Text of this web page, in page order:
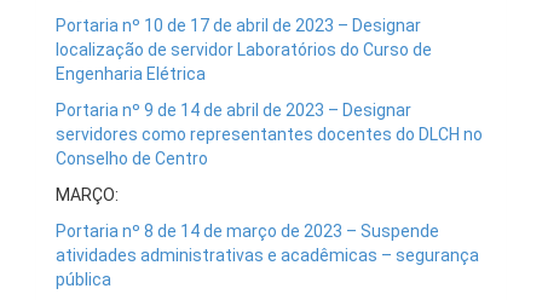
Portaria nº 10 de 17 de abril de 2023 – Designar
localização de servidor Laboratórios do Curso de
Engenharia Elétrica
Portaria nº 9 de 14 de abril de 2023 – Designar
servidores como representantes docentes do DLCH no
Conselho de Centro
MARÇO:
Portaria nº 8 de 14 de março de 2023 – Suspende
atividades administrativas e acadêmicas – segurança
pública